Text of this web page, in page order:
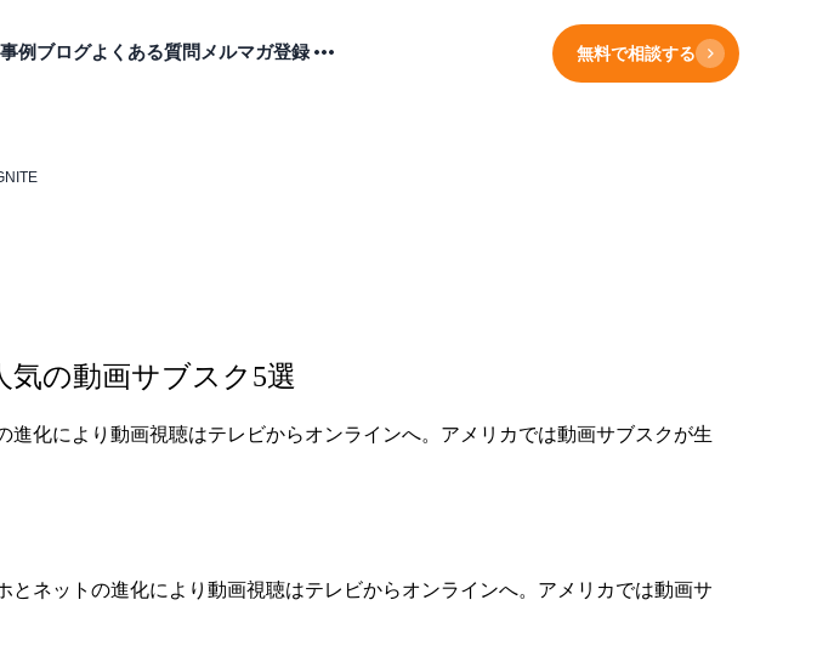
例ブログよくある質問 メルマガ登録 無料で相談する
気の動画サブスク5選
化により動画視聴はテレビからオンラインへ。アメリカでは動画サブスクが生
ネットの進化により動画視聴はテレビからオンラインへ。アメリカでは動画サ